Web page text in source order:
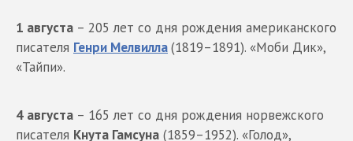
1 августа – 205 лет со дня рождения американского
писателя Генри Мелвилла(1819–1891). «Моби Дик»,
«Тайпи».
4 августа – 165 лет со дня рождения норвежского
писателя Кнута Гамсуна (1859–1952). «Голод»,